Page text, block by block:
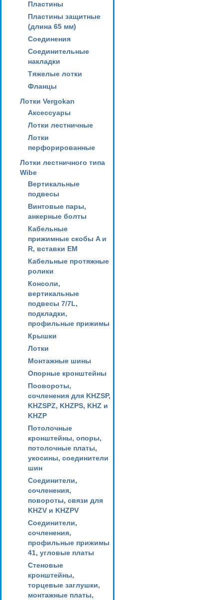
Пластины
Пластины защитные
(длина 65 мм)
Соединения
Соединительные
накладки
Тяжелые лотки
Фланцы
Лотки Vergokan
Аксессуары
Лотки лестничные
Лотки
перфорированные
Лотки лестничного типа
Wibe
Вертикальные
подвесы
Винтовые пары,
анкерные болты
Кабельные
прижимные скобы A и
R, вставки EM
Кабельные протяжные
ролики
Консоли,
вертикальные
подвесы 7/7L,
подкладки,
профильные прижимы
Крышки
Лотки
Монтажные шины
Опорные кронштейны
Поовороты,
сочленения для KHZSP,
KHZSPZ, KHZPS, KHZ и
KHZP
Потолочные
кронштейны, опоры,
потолочные платы,
укосины, соединители
шин
Соединители,
сочленения,
повороты, связи для
KHZV и KHZPV
Соединители,
сочленения,
профильные прижимы
41, угловые платы
Стеновые
кронштейны,
торцевые заглушки,
монтажные платы,